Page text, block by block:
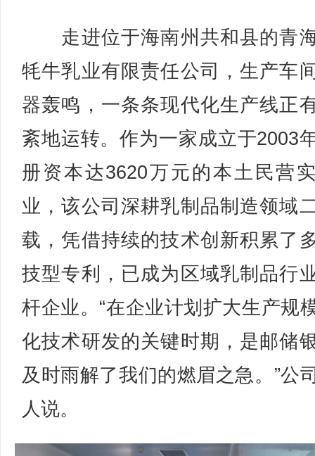
走进位于海南州共和县的青
牦牛乳业有限责任公司，生产车
器轰鸣，一条条现代化生产线正
紊地运转。作为一家成立于2003
册资本达3620万元的本土民营
业，该公司深耕乳制品制造领域
载，凭借持续的技术创新积累了
技型专利，已成为区域乳制品行
杆企业。“在企业计划扩大生产规
化技术研发的关键时期，是邮储
及时雨解了我们的燃眉之急。”公
人说。